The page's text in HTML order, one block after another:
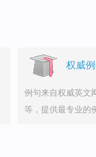
权威
例句来自权威英文
等，提供最专业的